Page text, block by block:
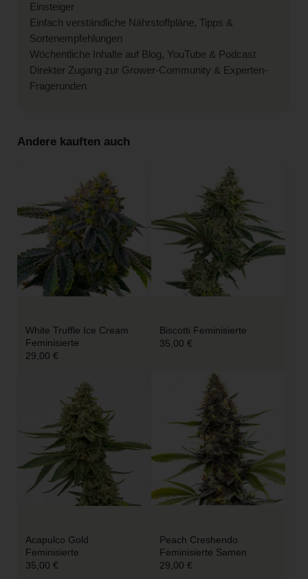
Einsteiger
Einfach verständliche Nährstoffpläne, Tipps &
Sortenempfehlungen
Wöchentliche Inhalte auf Blog, YouTube & Podcast
Direkter Zugang zur Grower-Community & Experten-
Fragerunden
Andere kauften auch
White Truffle Ice Cream
Feminisierte
29,00 €
Biscotti Feminisierte
35,00 €
Acapulco Gold
Feminisierte
35,00 €
Peach Creshendo
Feminisierte Samen
29,00 €